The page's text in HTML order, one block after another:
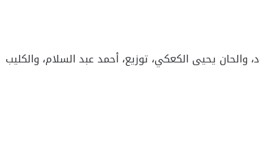
يحيى الكعكي، توزيع، أحمد عبد السلام، والكليب